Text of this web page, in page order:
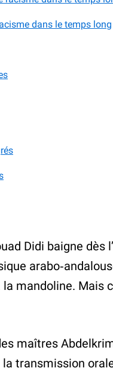
dans le temps long
Didi baigne
mandoline. Mais
maîtres
transmission